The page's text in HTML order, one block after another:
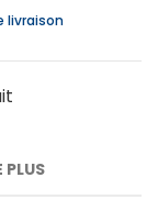
livraison
PLUS